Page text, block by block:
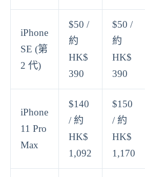
iPhone
SE (第
2 代)
$50 /
約
HK$
390
$50 /
約
HK$
390
iPhone
11 Pro
Max
$140
/ 約
HK$
1,092
$150
/ 約
HK$
1,170